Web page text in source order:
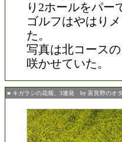
り2ホールをパー
ゴルフはやはり
た。
写真は北コース
咲かせていた。
■ キガラシの花畑、3連発 by 富良野のオ